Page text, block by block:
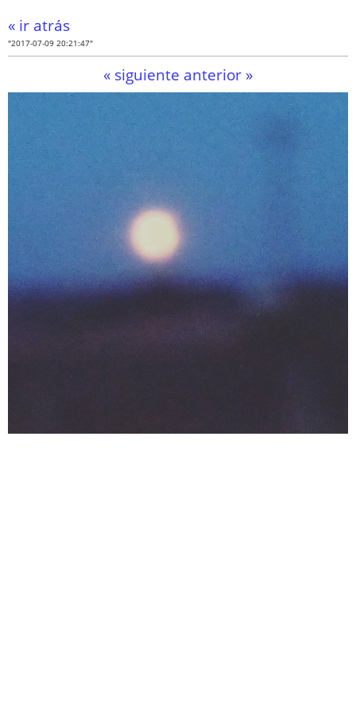
« ir atrás
"2017-07-09 20:21:47"
« siguiente anterior »